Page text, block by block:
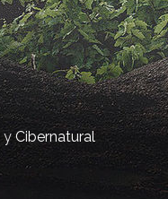
yCibernatural